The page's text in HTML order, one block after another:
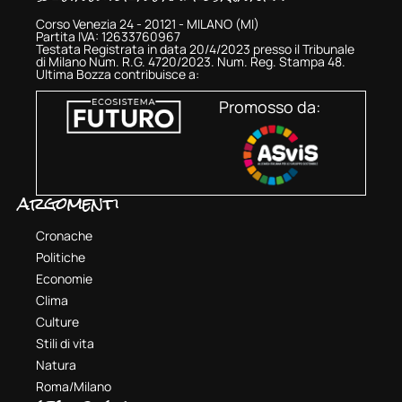
Corso Venezia 24 - 20121 - MILANO (MI)
Partita IVA: 12633760967
Testata Registrata in data 20/4/2023 presso il Tribunale
di Milano Num. R.G. 4720/2023. Num. Reg. Stampa 48.
Ultima Bozza contribuisce a:
Promosso da:
argomenti
Cronache
Politiche
Economie
Clima
Culture
Stili di vita
Natura
Roma/Milano